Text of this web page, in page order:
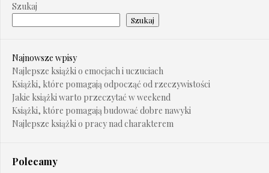
Szukaj
Szukaj
Najnowsze wpisy
Najlepsze książki o emocjach i uczuciach
Książki, które pomagają odpocząć od rzeczywistości
Jakie książki warto przeczytać w weekend
Książki, które pomagają budować dobre nawyki
Najlepsze książki o pracy nad charakterem
Polecamy